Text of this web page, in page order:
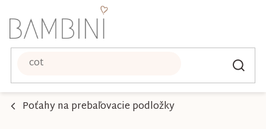
na
obsah
Poťahy na prebaľovacie podložky